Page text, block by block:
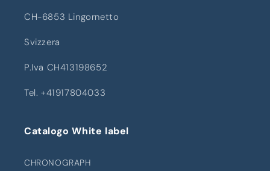
CH-6853 Lingornetto
Svizzera
P.Iva CH413198652
Tel. +41917804033
Catalogo White label
CHRONOGRAPH